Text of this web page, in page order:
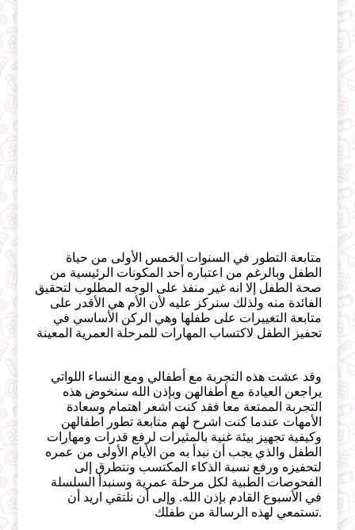
متابعة التطور في السنوات الخمس الأولى من حياة
الطفل وبالرغم من اعتباره أحد المكونات الرئيسية من
صحة الطفل إلا انه غير منفذ على الوجه المطلوب لتحقيق
الفائدة منه ولذلك سنركز عليه لأن الأم هي الأقدر على
متابعة التغييرات على طفلها وهي الركن الأساسي في
تحفيز الطفل لاكتساب المهارات للمرحلة العمرية المعينة
وقد عشت هذه التجربة مع أطفالي ومع النساء اللواتي
يراجعن العيادة مع أطفالهن وبإذن الله سنخوض هذه
التجربة الممتعة معا فقد كنت اشعر اهتمام وسعادة
الأمهات عندما كنت اشرح لهم متابعة تطور اطفالهن
وكيفية تجهيز بيئة غنية بالمثيرات لرفع قدرات ومهارات
الطفل والذي يجب أن نبدأ به من الأيام الأولى من عمره
لتحفيزه ورفع نسبة الذكاء المكتسب ونتطرق إلى
الفحوصات الطبية لكل مرحلة عمرية وسنبدأ السلسلة
في الأسبوع القادم بإذن الله. وإلى أن نلتقي اريد أن
تستمعي لهذه الرسالة من طفلك.